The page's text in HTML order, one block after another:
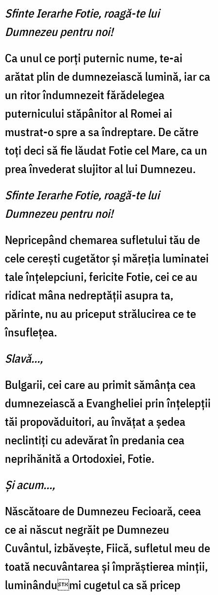
Sfinte Ierarhe Fotie, roagă-te lui
Dumnezeu pentru noi!
Ca unul ce porți puternic nume, te-ai
arătat plin de dumnezeiască lumină, iar ca
un ritor îndumnezeit fărădelegea
puternicului stăpânitor al Romei ai
mustrat-o spre a sa îndreptare. De către
toți deci să fie lăudat Fotie cel Mare, ca un
prea învederat slujitor al lui Dumnezeu.
Sfinte Ierarhe Fotie, roagă-te lui
Dumnezeu pentru noi!
Nepricepând chemarea sufletului tău de
cele cerești cugetător și măreția luminatei
tale înțelepciuni, fericite Fotie, cei ce au
ridicat mâna nedreptății asupra ta,
părinte, nu au priceput strălucirea ce te
însuflețea.
Slavă...,
Bulgarii, cei care au primit sămânța cea
dumnezeiască a Evangheliei prin înțelepții
tăi propovăduitori, au învățat a ședea
neclintiți cu adevărat în predania cea
neprihănită a Ortodoxiei, Fotie.
Și acum...,
Născătoare de Dumnezeu Fecioară, ceea
ce ai născut negrăit pe Dumnezeu
Cuvântul, izbăvește, Fiică, sufletul meu de
toată necuvântarea și împrăștierea minții,
luminândumi cugetul ca să pricep